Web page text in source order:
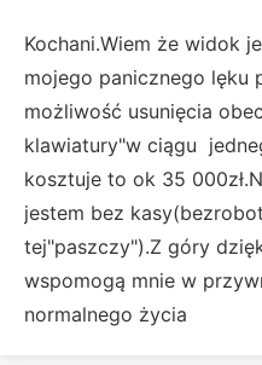
Kochani.Wiem że widok
mojego panicznego lęku
możliwość usunięcia
klawiatury"w ciągu
kosztuje to ok 35
jestem bez
tej"paszczy").Z góry
wspomogą mnie w
normalnego życia